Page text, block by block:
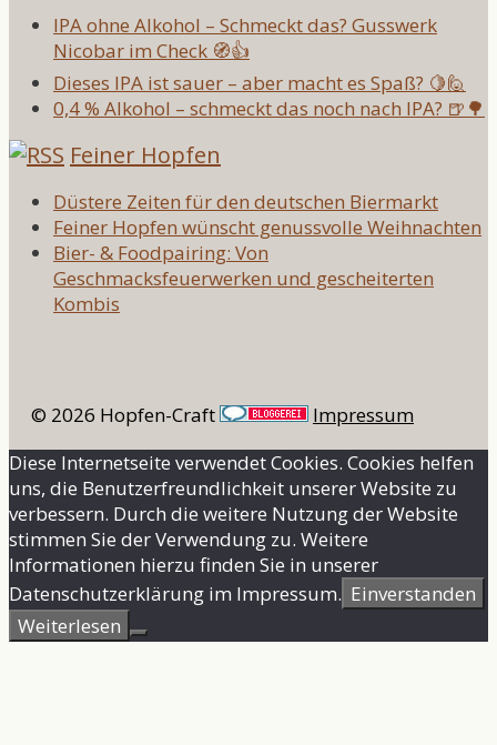
IPA ohne Alkohol – Schmeckt das? Gusswerk
Nicobar im Check 🧭👍
Dieses IPA ist sauer – aber macht es Spaß? 🍋🙋
0,4 % Alkohol – schmeckt das noch nach IPA? 🍺🌳
Feiner Hopfen
Düstere Zeiten für den deutschen Biermarkt
Feiner Hopfen wünscht genussvolle Weihnachten
Bier- & Foodpairing: Von
Geschmacksfeuerwerken und gescheiterten
Kombis
© 2026 Hopfen-Craft
Impressum
Diese Internetseite verwendet Cookies. Cookies helfen
uns, die Benutzerfreundlichkeit unserer Website zu
verbessern. Durch die weitere Nutzung der Website
stimmen Sie der Verwendung zu. Weitere
Informationen hierzu finden Sie in unserer
Datenschutzerklärung im Impressum. Einverstanden
Weiterlesen